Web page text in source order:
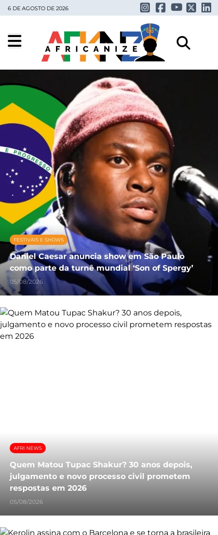
6 DE AGOSTO DE 2026
FESTIVAIS E SHOWS
Daniel Caesar anuncia show em São Paulo
como parte da turnê mundial ‘Son of Spergy’
05/08/2026
AFRI NEWS
Quem Matou Tupac Shakur? 30 anos depois,
julgamento e novo processo civil prometem
respostas em 2026
05/08/2026